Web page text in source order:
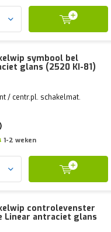
symbool bel
glans (2520 KI-81)
/ centr.pl. schakelmat.
1-2 weken
controlevenster
Linear antraciet glans